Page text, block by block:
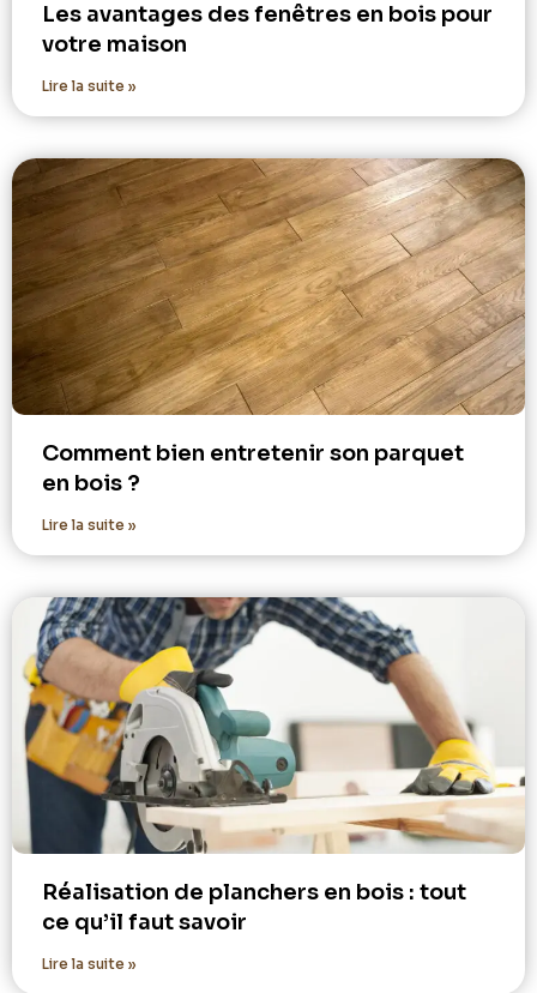
Les avantages des fenêtres en bois pour
votre maison
Lire la suite »
Comment bien entretenir son parquet
en bois ?
Lire la suite »
Réalisation de planchers en bois : tout
ce qu’il faut savoir
Lire la suite »